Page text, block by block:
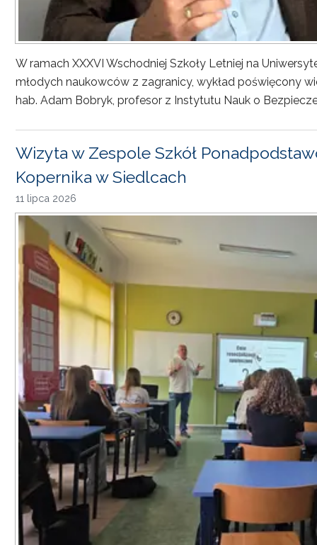
W ramach XXXVI Wschodniej Szkoły Letniej na
młodych naukowców z zagranicy, wykład poświęcony
hab. Adam Bobryk, profesor z Instytutu Nauk o
Wizyta w Zespole Szkół
Kopernika w Siedlcach
11 lipca 2026